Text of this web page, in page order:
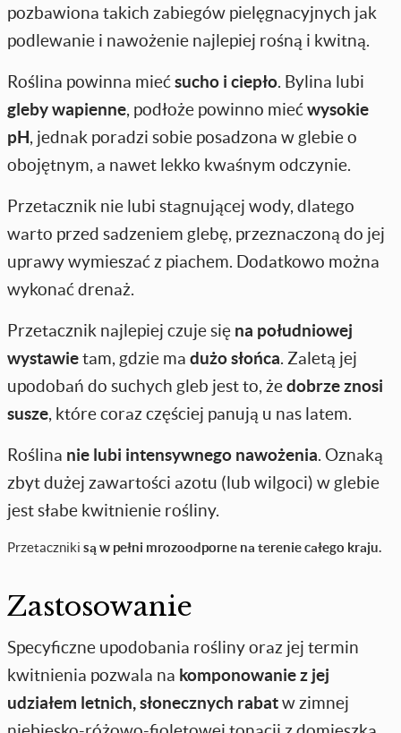
pozbawiona takich zabiegów pielęgnacyjnych jak
podlewanie i nawożenie najlepiej rośną i kwitną.
Roślina powinna miećsucho i ciepło. Bylina lubi
gleby wapienne, podłoże powinno miećwysokie
pH, jednak poradzi sobie posadzona w glebie o
obojętnym, a nawet lekko kwaśnym odczynie.
Przetacznik nie lubi stagnującej wody, dlatego
warto przed sadzeniem glebę, przeznaczoną do jej
uprawy wymieszać z piachem. Dodatkowo można
wykonać drenaż.
Przetacznik najlepiej czuje się na południowej
wystawietam, gdzie ma dużo słońca. Zaletą jej
upodobań do suchych gleb jest to, żedobrze znosi
susze, które coraz częściej panują u nas latem.
Roślina nie lubi intensywnego nawożenia. Oznaką
zbyt dużej zawartości azotu (lub wilgoci) w glebie
jest słabe kwitnienie rośliny.
Przetaczniki są w pełni mrozoodporne na terenie całego kraju.
Zastosowanie
Specyficzne upodobania rośliny oraz jej termin
kwitnienia pozwala na komponowanie z jej
udziałem letnich, słonecznych rabatw zimnej